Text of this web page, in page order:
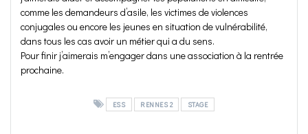
comme les demandeurs d’asile, les victimes de violences
conjugales ou encore les jeunes en situation de vulnérabilité,
dans tous les cas avoir un métier qui a du sens.
Pour finir j’aimerais m’engager dans une association à la rentrée
prochaine.
ESS RENNES 2 STAGE